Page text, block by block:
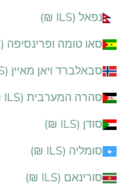
נפאל (ILS ₪)
סאו טומה ופרינסיפה (ILS ₪)
סבאלברד ויאן מאיין (ILS ₪)
סהרה המערבית (ILS ₪)
סודן (ILS ₪)
סומליה (ILS ₪)
סורינאם (ILS ₪)